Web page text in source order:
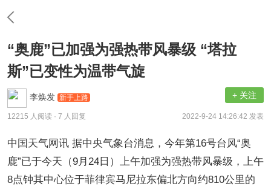
“奥鹿”已加强为强热带风暴级 “塔拉
斯”已变性为温带气旋
李焕发 新手上路 + 关注
12215 人阅读 · 7 人回复 2022-9-24 14:26:42 发表
中国天气网讯 据中央气象台消息，今年第16号台风“奥
鹿”已于今天（9月24日）上午加强为强热带风暴级，上午
8点钟其中心位于菲律宾马尼拉东偏北方向约810公里的